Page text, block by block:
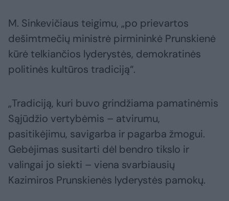
M. Sinkevičiaus teigimu, „po prievartos
dešimtmečių ministrė pirmininkė Prunskienė
kūrė telkiančios lyderystės, demokratinės
politinės kultūros tradiciją“.
„Tradiciją, kuri buvo grindžiama pamatinėmis
Sąjūdžio vertybėmis – atvirumu,
pasitikėjimu, savigarba ir pagarba žmogui.
Gebėjimas susitarti dėl bendro tikslo ir
valingai jo siekti – viena svarbiausių
Kazimiros Prunskienės lyderystės pamokų.